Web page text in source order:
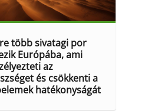
több sivatagi por
Európába, ami
az
és csökkenti a
hatékonyságát